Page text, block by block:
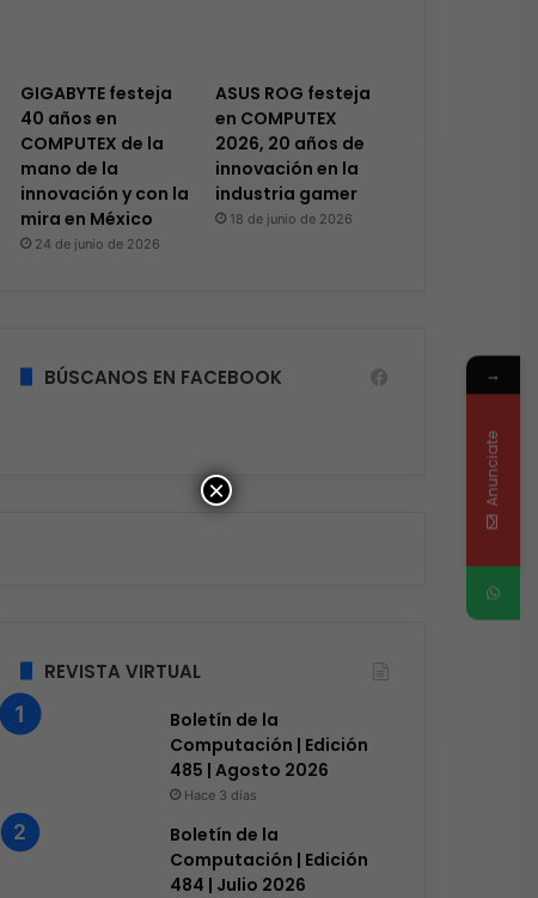
GIGABYTE festeja
40 años en
COMPUTEX de la
mano de la
innovación y con la
mira en México
24 de junio de 2026
ASUS ROG festeja
en COMPUTEX
2026, 20 años de
innovación en la
industria gamer
18 de junio de 2026
BÚSCANOS EN FACEBOOK
REVISTA VIRTUAL
Boletín de la
Computación | Edición
485 | Agosto 2026
Hace 3 días
Boletín de la
Computación | Edición
484 | Julio 2026
×
→
Anunciate